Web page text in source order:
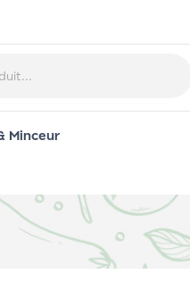
Minceur